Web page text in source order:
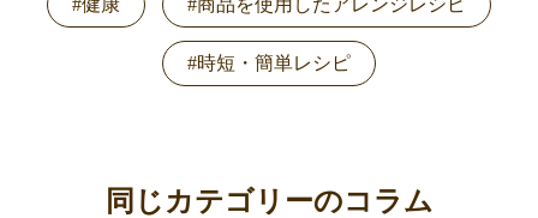
#健康 #商品を使用したアレンジレシピ
#時短・簡単レシピ
同じカテゴリーのコラム